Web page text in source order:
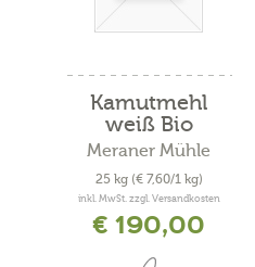
Kamutmehl
weiß Bio
Meraner Mühle
25 kg (€ 7,60/1 kg)
inkl. MwSt. zzgl. Versandkosten
€ 190,00